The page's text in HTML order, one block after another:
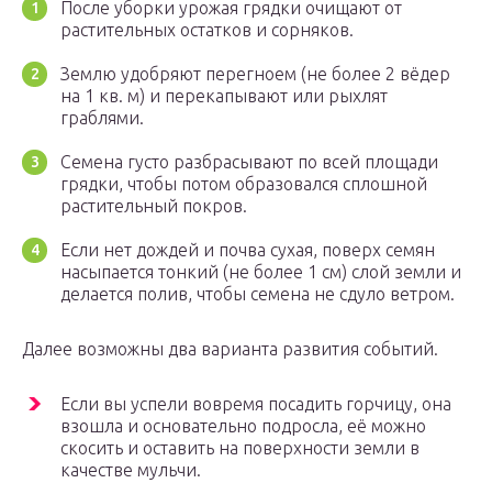
После уборки урожая грядки очищают от
растительных остатков и сорняков.
Землю удобряют перегноем (не более 2 вёдер
на 1 кв. м) и перекапывают или рыхлят
граблями.
Семена густо разбрасывают по всей площади
грядки, чтобы потом образовался сплошной
растительный покров.
Если нет дождей и почва сухая, поверх семян
насыпается тонкий (не более 1 см) слой земли и
делается полив, чтобы семена не сдуло ветром.
Далее возможны два варианта развития событий.
Если вы успели вовремя посадить горчицу, она
взошла и основательно подросла, её можно
скосить и оставить на поверхности земли в
качестве мульчи.